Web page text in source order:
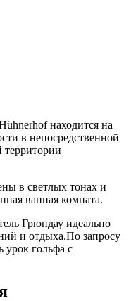
находится на
в непосредственной
территории
в светлых тонах и
ванная комната.
Грюндау идеально
и отдыха.По запросу
урок гольфа с